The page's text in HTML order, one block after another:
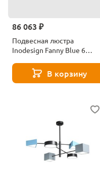
86 063 ₽
Подвесная люстра
Inodesign Fanny Blue 6
В корзину